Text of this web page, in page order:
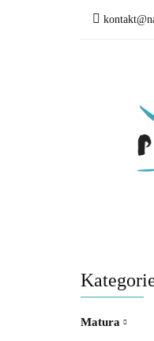
Matura